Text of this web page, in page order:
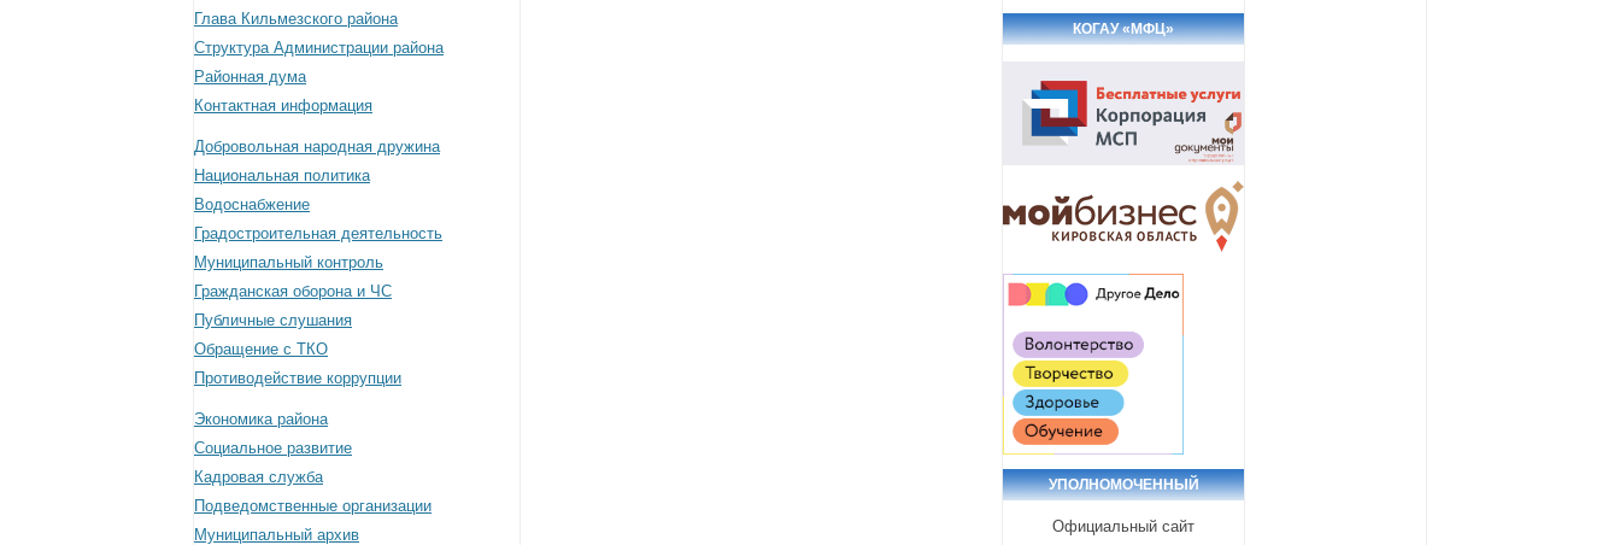
Глава Кильмезского района
Структура Администрации района
Районная дума
Контактная информация
Добровольная народная дружина
Национальная политика
Водоснабжение
Градостроительная деятельность
Муниципальный контроль
Гражданская оборона и ЧС
Публичные слушания
Обращение с ТКО
Противодействие коррупции
Экономика района
Социальное развитие
Кадровая служба
Подведомственные организации
Муниципальный архив
КОГАУ «МФЦ»
УПОЛНОМОЧЕННЫЙ
Официальный сайт